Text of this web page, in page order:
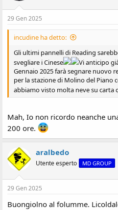
29 Gen 2025
incudine ha detto:
Gli ultimi pannelli di Reading
svegliare i Cinese
Vi anticipo
Gennaio 2025 farà segnare nuovo
per la stazione di Molino del Piano
abbiamo visto molta neve su carta
Mah, Io non ricordo neanche
200 ore.
aralbedo
Utente esperto MD GROUP
29 Gen 2025
Buongiolno al folumme.